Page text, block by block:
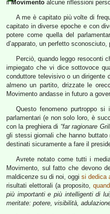
ilMovimento alcune riflessioni
A me è capitato più volte di
capitato in diverse epoche e con
potere come quella del
d’apparato, un perfetto
Perciò, quando leggo resoconti
impiegato che vi dice sottovoce
conduttore televisivo o un dirigente
almeno un partito, drizzate le
Movimento andasse in futuro a
Questo fenomeno purtroppo
parlamentari (e non solo loro, è
con la preghiera di “far ragionare
gli stessi giornali che hanno
destinati sicuramente a fare il
Avrete notato come tutti i
Movimento, sul fatto che devono
maldicenze su di noi, oggisi dedica
risultati elettorali (a proposito,
più importanti e più intelligenti di
meritate: potere, visibilità,